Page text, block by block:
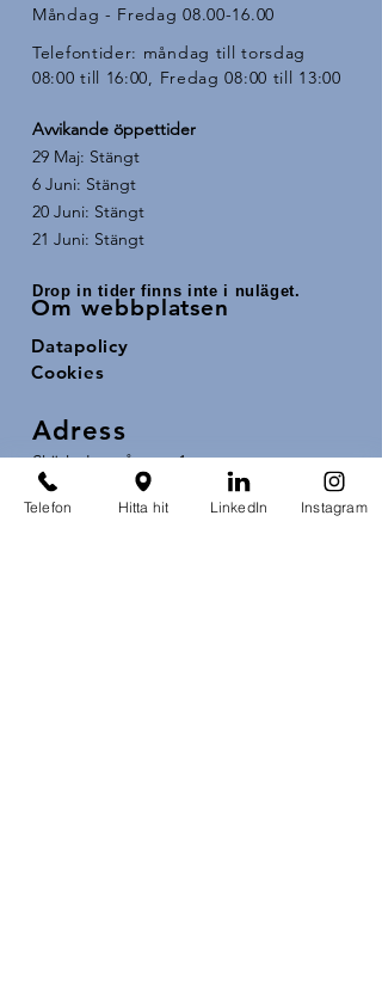
Måndag - Fredag08.00-16.00
Telefontider: måndag till torsdag
08:00 till 16:00, Fredag 08:00 till 13:00
Avvikande öppettider ​
29 Maj: Stängt
6 Juni: Stängt
20 Juni: Stängt
21 Juni: Stängt
Drop in tider finns inte i nuläget.
Om webbplatsen
Datapolicy
Cookies
Adress
Skärholmsgången 1
127 48 Skärholmen
Telefon Hitta hit LinkedIn Instagram